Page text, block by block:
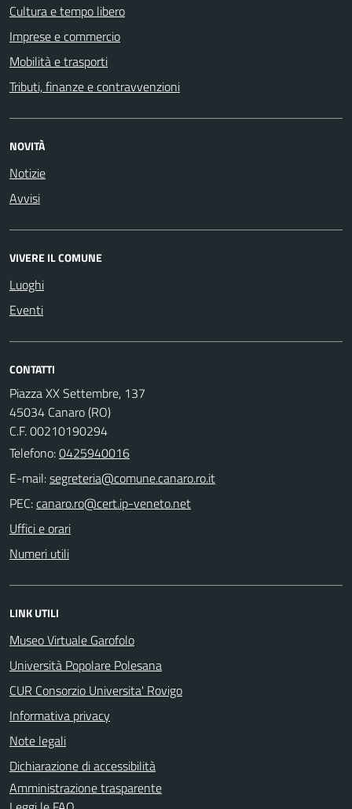
Cultura e tempo libero
Imprese e commercio
Mobilità e trasporti
Tributi, finanze e contravvenzioni
NOVITÀ
Notizie
Avvisi
VIVERE IL COMUNE
Luoghi
Eventi
CONTATTI
Piazza XX Settembre, 137
45034 Canaro (RO)
C.F. 00210190294
Telefono:0425940016
E-mail:
PEC:
Uffici e orari
Numeri utili
LINK UTILI
Museo Virtuale Garofolo
Università Popolare Polesana
CUR Consorzio Universita' Rovigo
Informativa privacy
Note legali
Dichiarazione di accessibilità
Amministrazione trasparente